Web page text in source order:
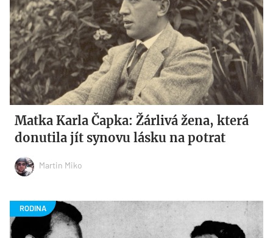
Matka Karla Čapka: Žárlivá žena, která
donutila jít synovu lásku na potrat
Martin Miko